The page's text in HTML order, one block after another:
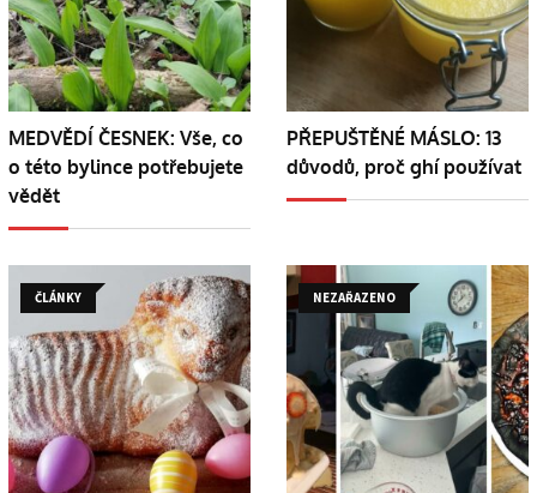
MEDVĚDÍ ČESNEK: Vše, co
o této bylince potřebujete
vědět
PŘEPUŠTĚNÉ MÁSLO: 13
důvodů, proč ghí používat
ČLÁNKY NEZAŘAZENO